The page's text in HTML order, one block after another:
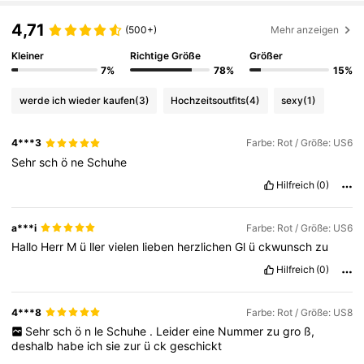
4,71 (500+) Mehr anzeigen
Kleiner
7%
Richtige Größe
78%
Größer
15%
werde ich wieder kaufen(3) Hochzeitsoutfits(4) sexy(1)
4***3 Farbe: Rot / Größe: US6
Sehrschö ne Schuhe
Hilfreich (0)
a***i Farbe: Rot / Größe: US6
Hallo Herr M ü llervielen lieben herzlichenGl ückwunsch zu
Hilfreich (0)
4***8 Farbe: Rot / Größe: US8
Sehr sch ö n le Schuhe . Leider eine Nummer zu gro ß,
deshalb habe ichsie zur ückgeschickt